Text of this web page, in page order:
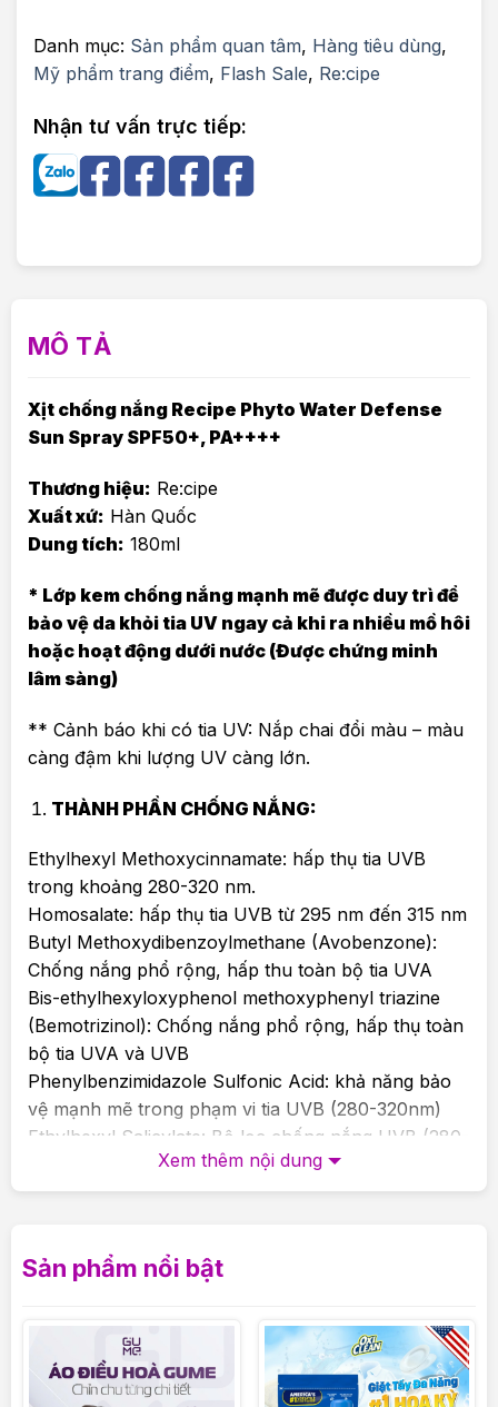
Danh mục: Sản phẩm quan tâm, Hàng tiêu dùng,
Mỹ phẩm trang điểm, Flash Sale, Re:cipe
Nhận tư vấn trực tiếp:
MÔ TẢ
Xịt chống nắng Recipe Phyto Water Defense
Sun Spray SPF50+, PA++++
Thương hiệu: Re:cipe
Xuất xứ: Hàn Quốc
Dung tích: 180ml
* Lớp kem chống nắng mạnh mẽ được duy trì để
bảo vệ da khỏi tia UV ngay cả khi ra nhiều mồ hôi
hoặc hoạt động dưới nước (Được chứng minh
lâm sàng)
** Cảnh báo khi có tia UV: Nắp chai đổi màu – màu
càng đậm khi lượng UV càng lớn.
THÀNH PHẦN CHỐNG NẮNG:
Ethylhexyl Methoxycinnamate: hấp thụ tia UVB
trong khoảng 280-320 nm.
Homosalate: hấp thụ tia UVB từ 295 nm đến 315 nm
Butyl Methoxydibenzoylmethane (Avobenzone):
Chống nắng phổ rộng, hấp thu toàn bộ tia UVA
Bis-ethylhexyloxyphenol methoxyphenyl triazine
(Bemotrizinol): Chống nắng phổ rộng, hấp thụ toàn
bộ tia UVA và UVB
Phenylbenzimidazole Sulfonic Acid: khả năng bảo
vệ mạnh mẽ trong phạm vi tia UVB (280-320nm)
Ethylhexyl Salicylate: Bộ lọc chống nắng UVB (280-
** UVA (380-315 nm) – UVB (315-280 nm)
với Chiết xuất Măng Tre – Rau Má – Bạch Quả:
Chiết xuất Măng Tre:
Cung cấp nguồn dinh dưỡng dồi dào cùng đặc tính
Xem thêm nội dung
Sản phẩm nổi bật